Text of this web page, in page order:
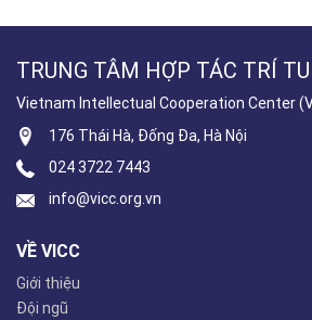
TRUNG TÂM HỢP TÁC TRÍ
Vietnam Intellectual Cooperation Center
176 Thái Hà, Đống Đa, Hà Nội
024 3722 7443
info@vicc.org.vn
VỀ VICC
Giới thiệu
Đội ngũ